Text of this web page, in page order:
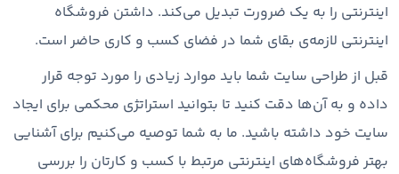
اینترنتی را به یک ضرورت تبدیل می‌کند. داشتن فروشگاه
اینترنتی لازمه‌ی بقای شما در فضای کسب و کاری حاضر است.
قبل از طراحی سایت شما باید موارد زیادی را مورد توجه قرار
داده و به آن‌ها دقت کنید تا بتوانید استراتژی محکمی برای ایجاد
سایت خود داشته باشید. ما به شما توصیه می‌کنیم برای آشنایی
بهتر فروشگاه‌های اینترنتی مرتبط با کسب و کارتان را بررسی